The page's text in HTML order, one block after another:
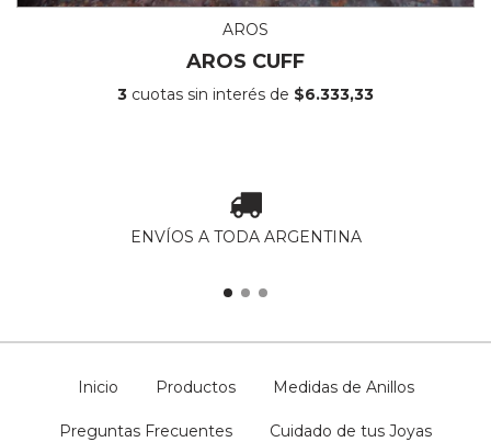
AROS
AROS CUFF
3 cuotas sin interés de $6.333,33
ENVÍOS A TODA ARGENTINA
Inicio Productos Medidas de Anillos
Preguntas Frecuentes Cuidado de tus Joyas